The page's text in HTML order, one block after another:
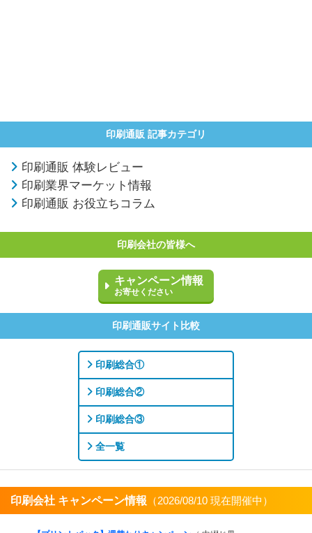
印刷通販 記事カテゴリ
印刷通販 体験レビュー
印刷業界マーケット情報
印刷通販 お役立ちコラム
印刷会社の皆様へ
キャンペーン情報
お寄せください
印刷通販サイト比較
印刷総合①
印刷総合②
印刷総合③
全一覧
印刷会社 キャンペーン情報 （2026/08/10 現在開催中）